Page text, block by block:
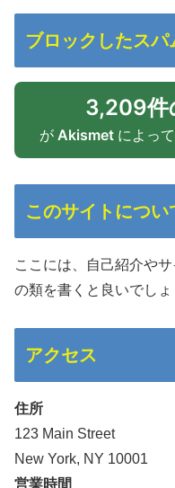
ブロックしたスパ
3,209件
が Akismetによっ
このサイトについ
ここには、自己紹介や
の類を書くと良いでしょ
アクセス
住所
123 Main Street
New York, NY 10001
営業時間